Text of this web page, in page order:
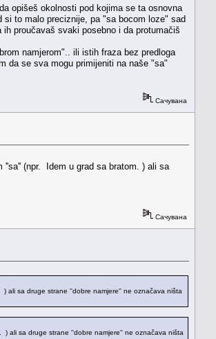
opišeš okolnosti pod kojima se ta osnovna
to malo preciznije, pa "sa bocom loze" sad
proučavaš svaki posebno i da protumačiš
namjerom".. ili istih fraza bez predloga
da se sva mogu primijeniti na naše "sa"
Сачувана
''sa'' (npr. Idem u grad sa bratom. ) ali sa
Сачувана
ali sa druge strane ''dobre namjere'' ne označava ništa
ali sa druge strane ''dobre namjere'' ne označava ništa